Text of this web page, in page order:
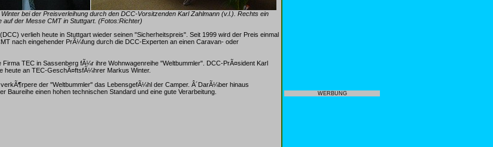
bei der Preisverleihung durch den DCC-Vorsitzenden Karl Zahlmann (v.l.). Rechts ein
auf der Messe CMT in Stuttgart. (Fotos:Richter)
verlieh heute in Stuttgart wieder seinen "Sicherheitspreis". Seit 1999 wird der Preis einmal
nach eingehender PrÃ¼fung durch die DCC-Experten an einen Caravan- oder
Firma TEC in Sassenberg fÃ¼r ihre Wohnwagenreihe "Weltbummler". DCC-PrÃ¤sident Karl
heute an TEC-GeschÃ¤ftsfÃ¼hrer Markus Winter.
der "Weltbummler" das LebensgefÃ¼hl der Camper. Â´DarÃ¼ber hinaus
Baureihe einen hohen technischen Standard und eine gute Verarbeitung.
WERBUNG